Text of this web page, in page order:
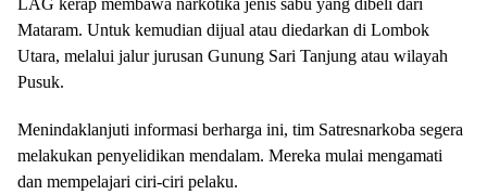
LAG kerap membawa narkotika jenis sabu yang dibeli dari
Mataram. Untuk kemudian dijual atau diedarkan di Lombok
Utara, melalui jalur jurusan Gunung Sari Tanjung atau wilayah
Pusuk.
Menindaklanjuti informasi berharga ini, tim Satresnarkoba segera
melakukan penyelidikan mendalam. Mereka mulai mengamati
dan mempelajari ciri-ciri pelaku.